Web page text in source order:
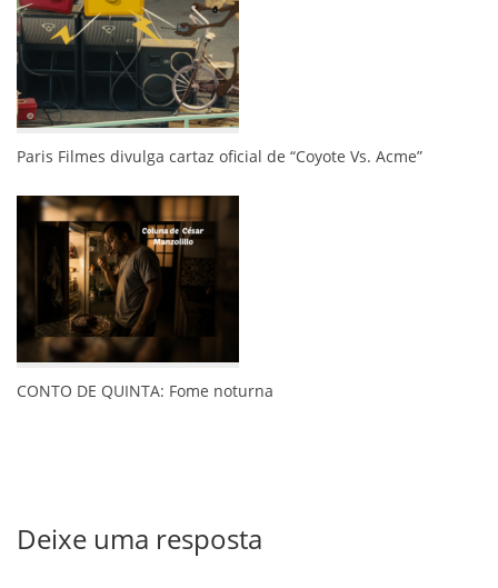
Paris Filmes divulga cartaz oficial de “Coyote Vs. Acme”
CONTO DE QUINTA: Fome noturna
Deixe uma resposta